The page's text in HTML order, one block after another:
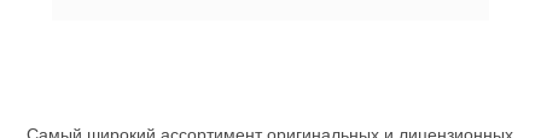
Самый широкий ассортимент оригинальных и лицензионных